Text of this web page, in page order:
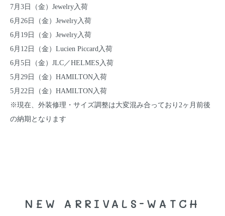
7月3日（金） Jewelry 入荷
6月26日（金） Jewelry 入荷
6月19日（金） Jewelry 入荷
6月12日（金） Lucien Piccard 入荷
6月5日（金） JLC ／HELMES 入荷
5月29日（金） HAMILTON 入荷
5月22日（金） HAMILTON 入荷
※現在、外装修理・サイズ調整は大変混み合っており2ヶ月前後
の納期となります
NEW ARRIVALS-WATCH